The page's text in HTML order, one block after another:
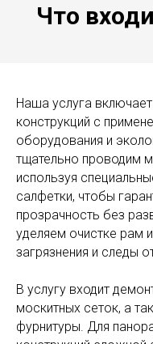
Что
Наша услуга
конструкций с
оборудования и
тщательно проводим
используя
салфетки, чтобы
прозрачность без
уделяем очистке рам
загрязнения и следы
В услугу входит
москитных сеток, а
фурнитуры. Для